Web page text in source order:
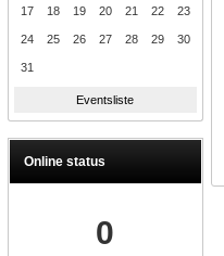
17 18 19 20 21 22 23
24 25 26 27 28 29 30
31
Eventsliste
Online status
0